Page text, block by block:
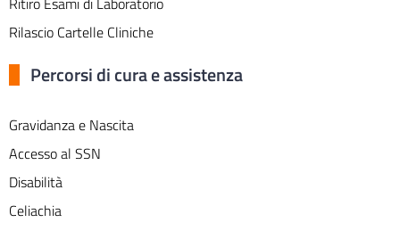
Rilascio Cartelle Cliniche
Percorsi di cura e assistenza
Gravidanza e Nascita
Accesso al SSN
Disabilità
Celiachia